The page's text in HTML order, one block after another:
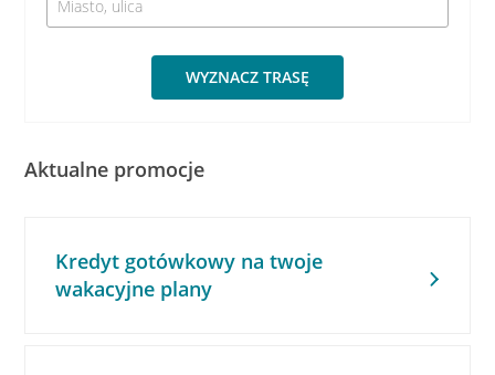
WYZNACZ TRASĘ
Aktualne promocje
Kredyt gotówkowy na twoje
wakacyjne plany